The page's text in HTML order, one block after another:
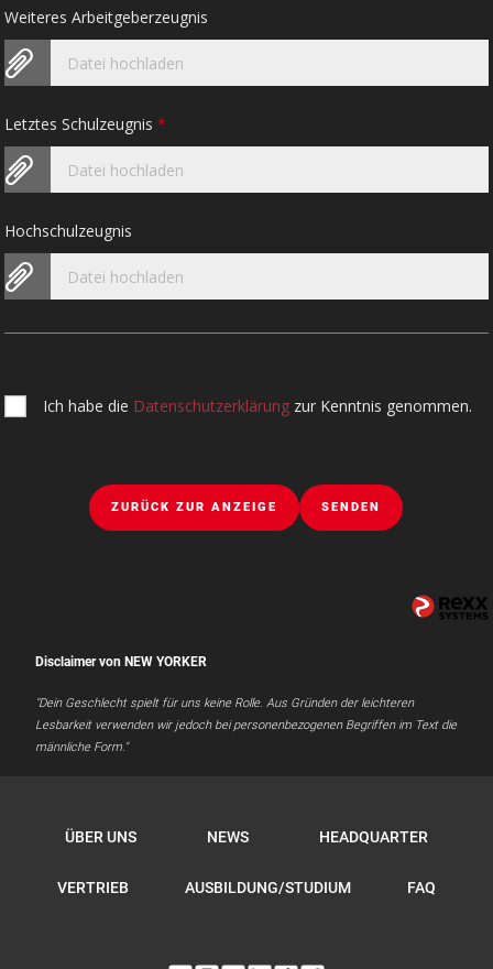
Weiteres Arbeitgeberzeugnis
Datei hochladen
Letztes Schulzeugnis*
Datei hochladen
Hochschulzeugnis
Datei hochladen
Ich habe die Datenschutzerklärung zur Kenntnis genommen.
ZURÜCK ZUR ANZEIGE SENDEN
Disclaimer von NEW YORKER
"Dein Geschlecht spielt für uns keine Rolle. Aus Gründen der leichteren
Lesbarkeit verwenden wir jedoch bei personenbezogenen Begriffen im Text die
männliche Form."
ÜBER UNS NEWS HEADQUARTER
VERTRIEB AUSBILDUNG/STUDIUM FAQ